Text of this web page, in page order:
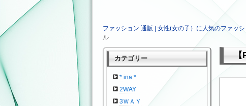
ファッション 通販 | 女性(女の子）に人気のファッ
ル
カテゴリー
* ina *
2WAY
3ＷＡＹ